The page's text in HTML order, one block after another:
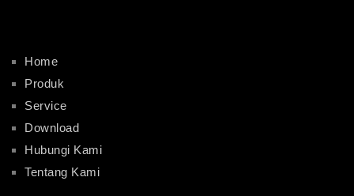
Home
Produk
Service
Download
Hubungi Kami
Tentang Kami